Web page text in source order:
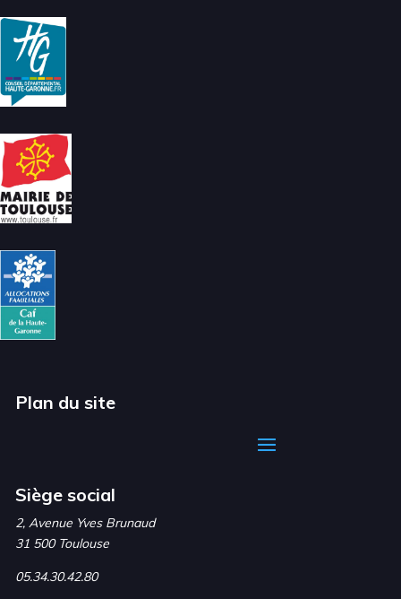
Plan du site
Siège social
2, Avenue Yves Brunaud
31 500 Toulouse
05.34.30.42.80